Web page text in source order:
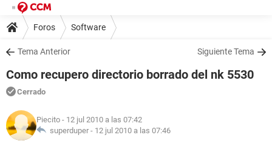
Foros Software
Tema Anterior Siguiente Tema
Como recupero directorio borrado del nk 5530
Cerrado
Piecito - 12 jul 2010 a las 07:42
superduper - 12 jul 2010 a las 07:46